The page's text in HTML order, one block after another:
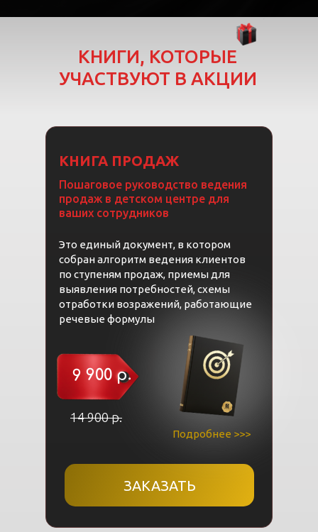
КНИГИ, КОТОРЫЕ
УЧАСТВУЮТ В АКЦИИ
КНИГА ПРОДАЖ
Пошаговое руководство ведения
продаж в детском центре для
ваших сотрудников
Это единый документ, в котором
собран алгоритм ведения клиентов
по ступеням продаж, приемы для
выявления потребностей, схемы
отработки возражений, работающие
речевые формулы
ЗАКАЗАТЬ
9 900 р.
Подробнее >>>
14 900 р.